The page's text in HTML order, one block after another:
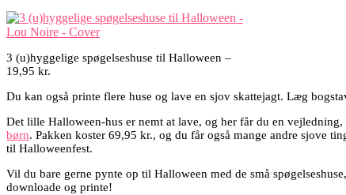
3 (u)hyggelige spøgelseshuse til Halloween –
19,95 kr.
Du kan også printe flere huse og lave en sjov skattejagt. Læg
Det lille Halloween-hus er nemt at lave, og her får du en
børn. Pakken koster 69,95 kr., og du får også mange andre sjove
til Halloweenfest.
Vil du bare gerne pynte op til Halloween med de små
downloade og printe!